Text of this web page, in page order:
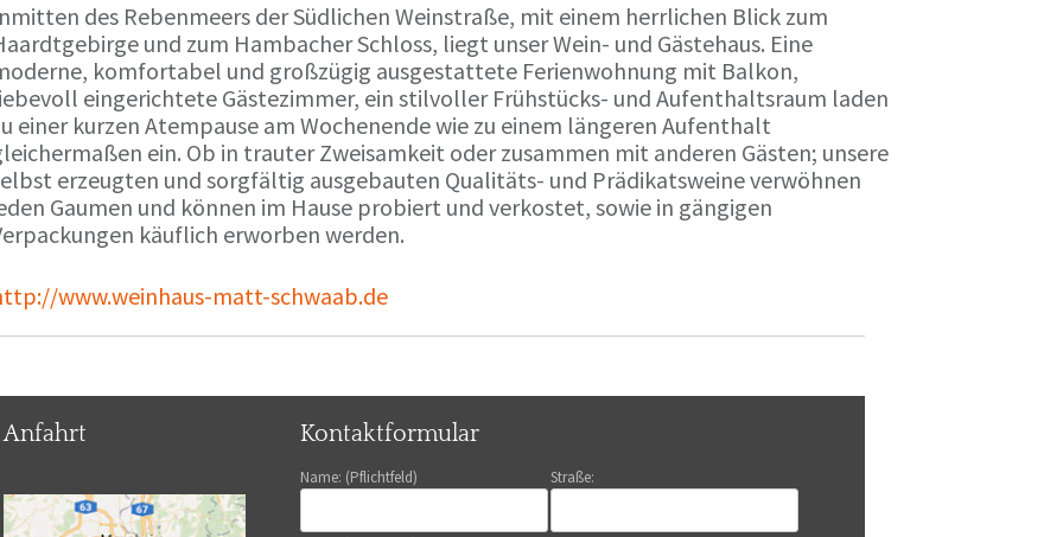
des Rebenmeers der Südlichen Weinstraße, mit einem herrlichen Blick zum
und zum Hambacher Schloss, liegt unser Wein- und Gästehaus. Eine
komfortabel und großzügig ausgestattete Ferienwohnung mit Balkon,
eingerichtete Gästezimmer, ein stilvoller Frühstücks- und Aufenthaltsraum laden
einer kurzen Atempause am Wochenende wie zu einem längeren Aufenthalt
ein. Ob in trauter Zweisamkeit oder zusammen mit anderen Gästen; unsere
erzeugten und sorgfältig ausgebauten Qualitäts- und Prädikatsweine verwöhnen
Gaumen und können im Hause probiert und verkostet, sowie in gängigen
käuflich erworben werden.
www.weinhaus-matt-schwaab.de
Anfahrt Kontaktformular
Name: (Pflichtfeld) Straße: